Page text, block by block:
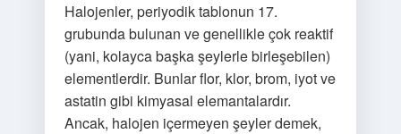
Halojenler, periyodik tablonun 17.
grubunda bulunan ve genellikle çok reaktif
(yani, kolayca başka şeylerle birleşebilen)
elementlerdir. Bunlar flor, klor, brom, iyot ve
astatin gibi kimyasal elemantalardır.
Ancak, halojen içermeyen şeyler demek,